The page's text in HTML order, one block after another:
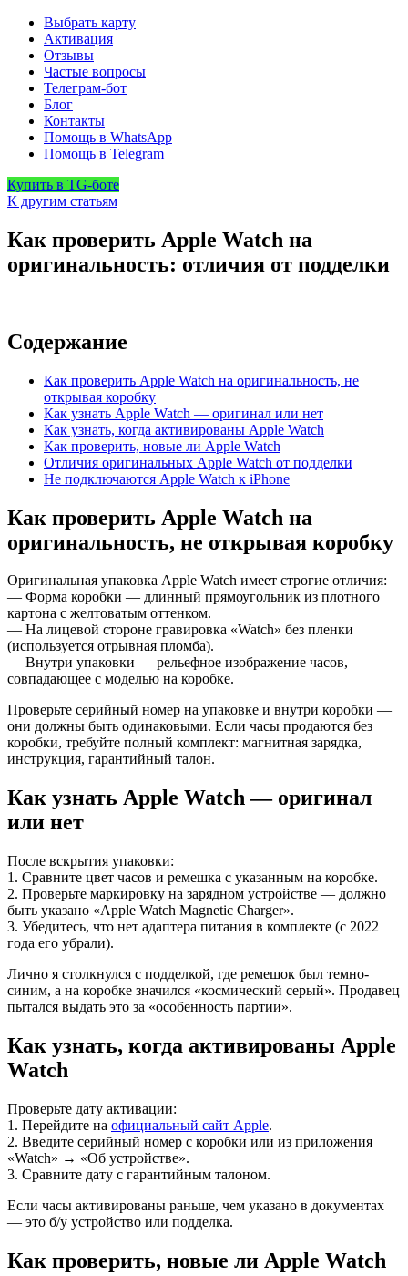
Выбрать карту
Активация
Отзывы
Частые вопросы
Телеграм-бот
Блог
Контакты
Помощь в WhatsApp
Помощь в Telegram
Купить в TG-боте
К другим статьям
Как проверить Apple Watch на
оригинальность: отличия от подделки
Содержание
Как проверить Apple Watch на оригинальность, не
открывая коробку
Как узнать Apple Watch — оригинал или нет
Как узнать, когда активированы Apple Watch
Как проверить, новые ли Apple Watch
Отличия оригинальных Apple Watch от подделки
Не подключаются Apple Watch к iPhone
Как проверить Apple Watch на
оригинальность, не открывая коробку
Оригинальная упаковка Apple Watch имеет строгие отличия:
— Форма коробки — длинный прямоугольник из плотного
картона с желтоватым оттенком.
— На лицевой стороне гравировка «Watch» без пленки
(используется отрывная пломба).
— Внутри упаковки — рельефное изображение часов,
совпадающее с моделью на коробке.
Проверьте серийный номер на упаковке и внутри коробки —
они должны быть одинаковыми. Если часы продаются без
коробки, требуйте полный комплект: магнитная зарядка,
инструкция, гарантийный талон.
Как узнать Apple Watch — оригинал
или нет
После вскрытия упаковки:
1. Сравните цвет часов и ремешка с указанным на коробке.
2. Проверьте маркировку на зарядном устройстве — должно
быть указано «Apple Watch Magnetic Charger».
3. Убедитесь, что нет адаптера питания в комплекте (с 2022
года его убрали).
Лично я столкнулся с подделкой, где ремешок был темно-
синим, а на коробке значился «космический серый». Продавец
пытался выдать это за «особенность партии».
Как узнать, когда активированы Apple
Watch
Проверьте дату активации:
1. Перейдите на официальный сайт Apple.
2. Введите серийный номер с коробки или из приложения
«Watch» → «Об устройстве».
3. Сравните дату с гарантийным талоном.
Если часы активированы раньше, чем указано в документах
— это б/у устройство или подделка.
Как проверить, новые ли Apple Watch